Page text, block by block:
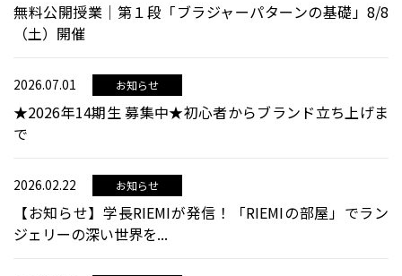
無料公開授業│第１段「ブラジャーパターンの基礎」8/8
（土）開催
2026.07.01 お知らせ
★2026年14期生 募集中★初心者からブランド立ち上げま
で
2026.02.22 お知らせ
【お知らせ】学長RIEMIが発信！「RIEMIの部屋」でラン
ジェリーの深い世界を...